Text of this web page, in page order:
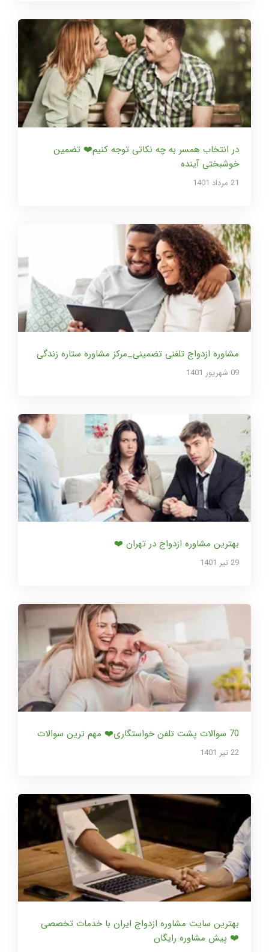
در انتخاب همسر به چه نکاتی توجه کنیم❤️ تضمین
خوشبختی آینده
21 مرداد 1401
مشاوره ازدواج تلفنی تضمینی_مرکز مشاوره ستاره زندگی
09 شهریور 1401
بهترین مشاوره ازدواج در تهران ❤️
29 تير 1401
70 سوالات پشت تلفن خواستگاری❤️ مهم ترین سوالات
22 تير 1401
بهترین سایت مشاوره ازدواج ایران با خدمات تخصصی
❤️ پیش مشاوره رایگان